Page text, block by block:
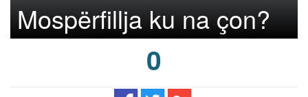
Mospërfillja ku na çon?
0